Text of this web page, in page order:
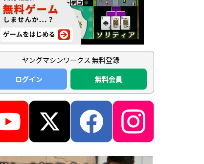
ヤングマシンワークス 無料登録
ログイン
無料会員